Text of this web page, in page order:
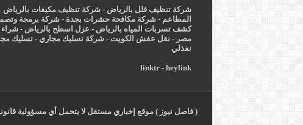
شركة تنظيف فلل بالرياض -شركة تنظيف مكيفات بالرياض
المطاعم -شركة مكافحة حشرات بجدة -شركة برمجة
كشف تسربات المياه بالرياض - عزل اسطح بالرياض -شراء
مصر - نقل عفش الكويت -شركة تسليك مجاري -تسليك
نفذلي
linktr- heylink
( فاصل نيوز ) موقع إخباري مستقل لا يتحمل أي مسؤولية